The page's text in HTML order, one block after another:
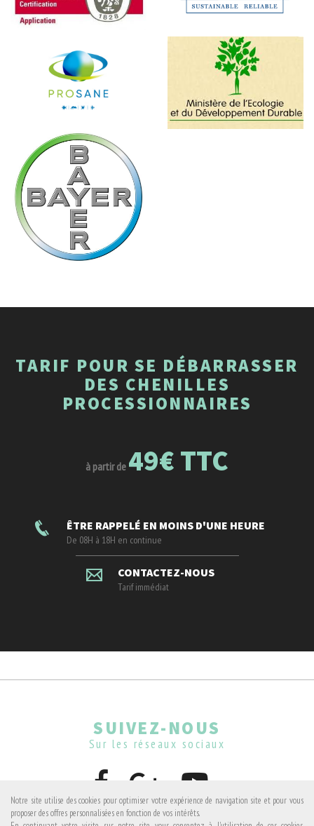
TARIF POUR SE DÉBARRASSER
DES CHENILLES
PROCESSIONNAIRES
à partir de 49€ TTC
ÊTRE RAPPELÉ EN MOINS D'UNE HEURE
De 08H à 18H en continue
CONTACTEZ-NOUS
Tarif immédiat
SUIVEZ-NOUS
Sur les réseaux sociaux
Notre site utilise des cookies pour optimiser votre expérience de navigation site et pour vous
proposer des offres personnalisées en fonction de vos intérêts.